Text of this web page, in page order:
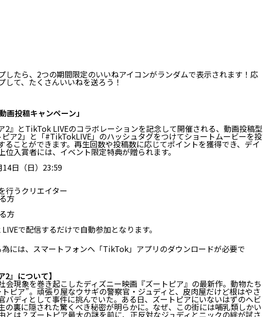
したら、2つの期間限定のいいねアイコンがランダムで表示されます！応
て、たくさんいいねを送ろう！
投稿キャンペーン」
2』とTikTok LIVEのコラボレーションを記念して開催される、動画投稿型
ア2」と「#TikTokLIVE」のハッシュタグをつけてショートムービーを投
ことができます。再生回数や投稿数に応じてポイントを獲得でき、デイ
入賞者には、イベント限定特典が贈られます。
日（日）23:59
行うクリエイター
方
方
で配信するだけで自動参加となります。
には、スマートフォンへ「TikTok」アプリのダウンロードが必要で
2』について】
会現象を巻き起こしたディズニー映画『ズートピア』の最新作。動物たち
ピア”。頑張り屋なウサギの警察官・ジュディと、皮肉屋だけど根はやさ
バディとして事件に挑んでいた。ある日、ズートピアにいないはずのヘビ
の裏に隠された驚くべき秘密が明らかに。なぜ、この街には哺乳類しかい